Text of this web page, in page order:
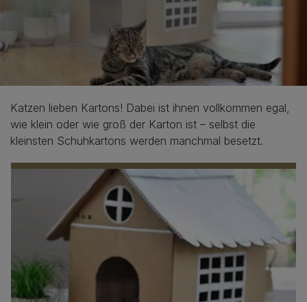
Katzen lieben Kartons! Dabei ist ihnen vollkommen egal,
wie klein oder wie groß der Karton ist – selbst die
kleinsten Schuhkartons werden manchmal besetzt.